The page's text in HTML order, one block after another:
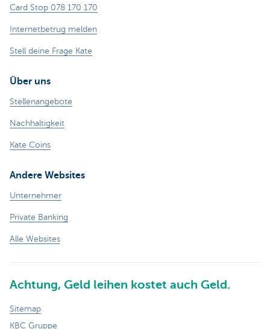
Card Stop 078 170 170
Internetbetrug melden
Stell deine Frage Kate
Über uns
Stellenangebote
Nachhaltigkeit
Kate Coins
Andere Websites
Unternehmer
Private Banking
Alle Websites
Achtung, Geld leihen kostet auch Geld.
Sitemap
KBC Gruppe